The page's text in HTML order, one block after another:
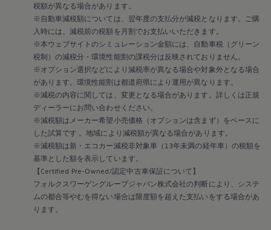
税額が異なる場合があります。
※自動車減税額については、翌年度の支払分が減税となります。ご購
入時には、減税前の税額を月割でお支払いいただきます。
※本ウェブサイトのシミュレーション金額には、自動車税（グリーン
税制）の減税分・環境性能割の課税分は反映されておりません。
※オプション選択などにより減税率が異なる場合や対象外となる場合
があります。環境性能割は都道府県により運用が異なります。
※減税の内容に関しては、変更となる場合があります。詳しくは正規
ディーラーにお問い合わせください。
※減税額はメーカー希望小売価格（オプションは含まず）をベースに
した試算です 。地域により減税額が異なる場合があります。
※減税額は新・エコカー減税非対象車（13年未満の経年車）の税額を
基準とした額を表示しています。
【Certified Pre-Owned/認定中古車保証について】
フォルクスワーゲングループジャパン株式会社の判断により、システ
ムの都合等やむを得ない場合は限度額を超えた支払いをする場合があ
ります。